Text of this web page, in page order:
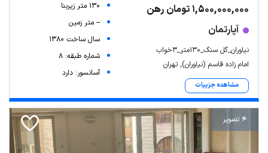
1,500,000,000 تومان رهن
آپارتمان
نیاوران_گل سنگ_۱۳۰متر_۳خواب
امام زاده قاسم (نیاوران), تهران
مشاهده جزییات
130 متر زیربنا
-- متر زمین
سال ساخت 1380
شماره طبقه: 8
آسانسور: دارد
4 تصویر